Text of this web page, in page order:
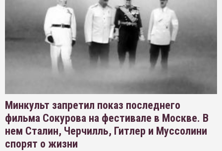
Минкульт запретил показ последнего
фильма Сокурова на фестивале в Москве. В
нем Сталин, Черчилль, Гитлер и Муссолини
спорят о жизни